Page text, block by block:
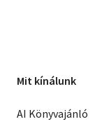
Mit kínálunk
AI Könyvajánló